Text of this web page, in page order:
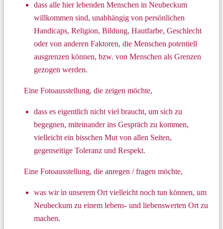
dass alle hier lebenden Menschen in Neubeckum
willkommen sind, unabhängig von persönlichen
Handicaps, Religion, Bildung, Hautfarbe, Geschlecht
oder von anderen Faktoren, die Menschen potentiell
ausgrenzen können, bzw. von Menschen als Grenzen
gezogen werden.
Eine Fotoausstellung, die zeigen möchte,
dass es eigentlich nicht viel braucht, um sich zu
begegnen, miteinander ins Gespräch zu kommen,
vielleicht ein bisschen Mut von allen Seiten,
gegenseitige Toleranz und Respekt.
Eine Fotoausstellung, die anregen / fragen möchte,
was wir in unserem Ort vielleicht noch tun können, um
Neubeckum zu einem lebens- und liebenswerten Ort zu
machen.